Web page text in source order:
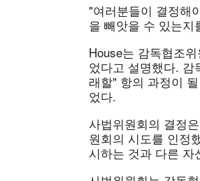
"여러분들이 결정해
을 빼앗을 수 있는
House는 감독협조
었다고 설명했다.
래할" 항의 과정이
었다.
사법위원회의 결정
원회의 시도를 인정
시하는 것과 다른 자